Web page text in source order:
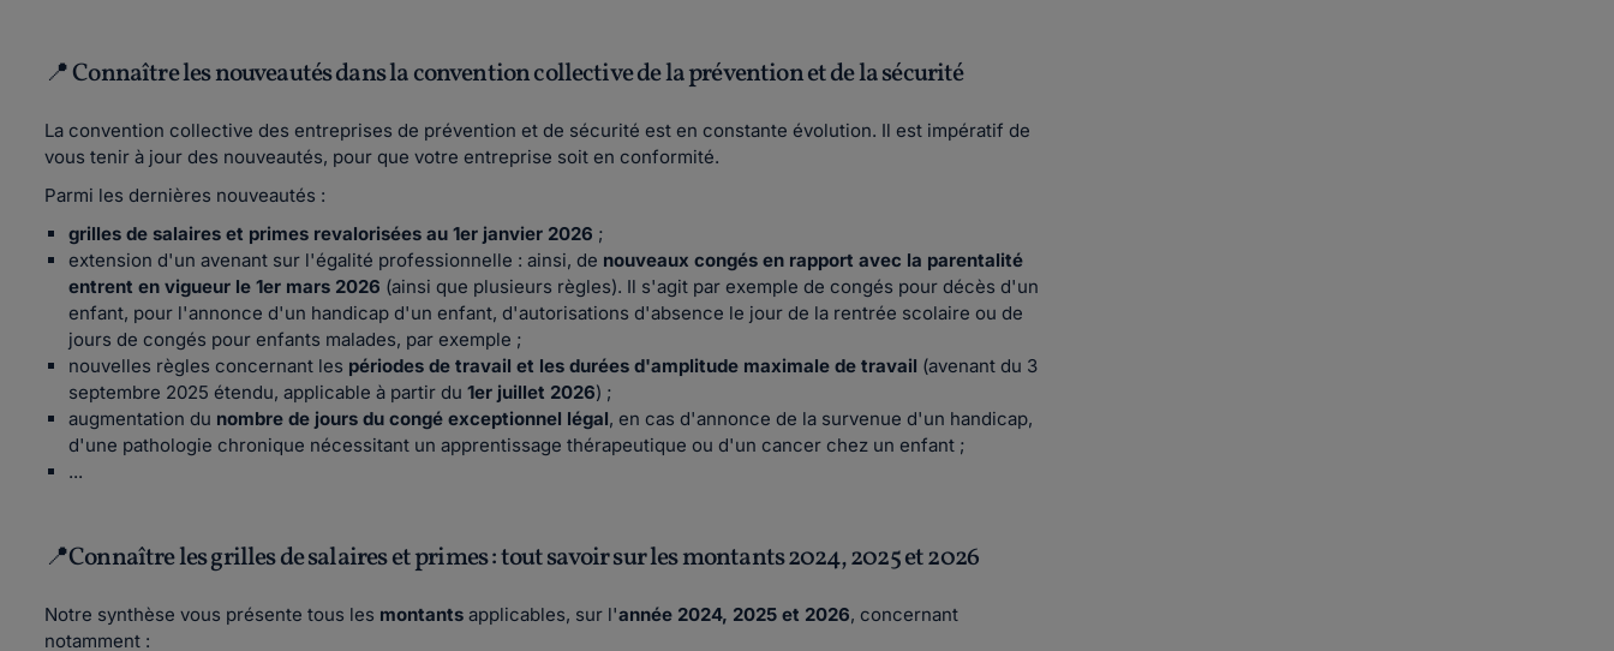
📍 Connaître les nouveautés dans la convention collective de la prévention et de la sécurité
La convention collective des entreprises de prévention et de sécurité est en constante évolution. Il est impératif de
vous tenir à jour des nouveautés, pour que votre entreprise soit en conformité.
Parmi les dernières nouveautés :
grilles de salaires et primes revalorisées au 1er janvier 2026 ;
extension d'un avenant sur l'égalité professionnelle : ainsi, de nouveaux congés en rapport avec la parentalité
entrent en vigueur le 1er mars 2026 (ainsi que plusieurs règles). Il s'agit par exemple de congés pour décès d'un
enfant, pour l'annonce d'un handicap d'un enfant, d'autorisations d'absence le jour de la rentrée scolaire ou de
jours de congés pour enfants malades, par exemple ;
nouvelles règles concernant les périodes de travail et les durées d'amplitude maximale de travail (avenant du 3
septembre 2025 étendu, applicable à partir du 1er juillet 2026) ;
augmentation du nombre de jours du congé exceptionnel légal, en cas d'annonce de la survenue d'un handicap,
d'une pathologie chronique nécessitant un apprentissage thérapeutique ou d'un cancer chez un enfant ;
...
📍Connaître les grilles de salaires et primes : tout savoir sur les montants 2024, 2025 et 2026
Notre synthèse vous présente tous les montants applicables, sur l'année 2024, 2025 et 2026, concernant
notamment :